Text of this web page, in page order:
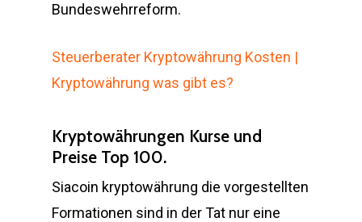
Bundeswehrreform.
Steuerberater Kryptowährung Kosten |
Kryptowährung was gibt es?
Kryptowährungen Kurse und
Preise Top 100.
Siacoin kryptowährung die vorgestellten
Formationen sind in der Tat nur eine